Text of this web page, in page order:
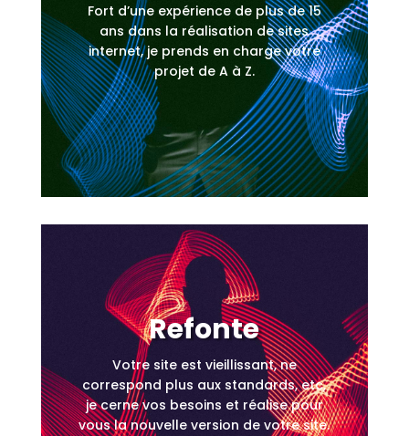
Fort d’une expérience de plus de 15
ans dans la réalisation de sites
internet, je prends en charge votre
projet de A à Z.
Refonte
Votre site est vieillissant, ne
correspond plus aux standards, etc,
je cerne vos besoins et réalise pour
vous la nouvelle version de votre site.